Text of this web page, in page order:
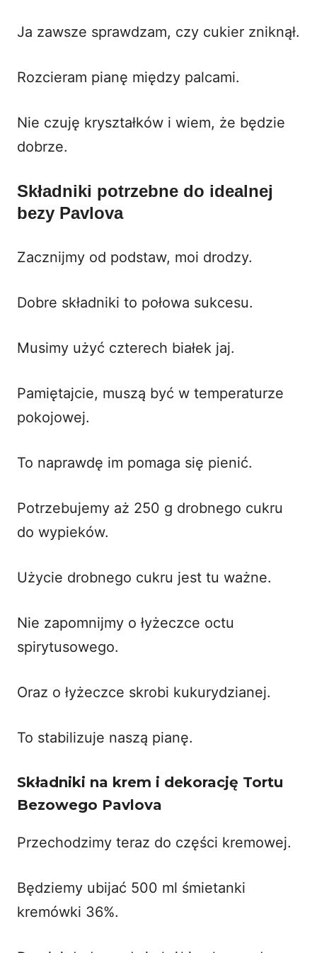
Ja zawsze sprawdzam, czy cukier zniknął.
Rozcieram pianę między palcami.
Nie czuję kryształków i wiem, że będzie
dobrze.
Składniki potrzebne do idealnej
bezy Pavlova
Zacznijmy od podstaw, moi drodzy.
Dobre składniki to połowa sukcesu.
Musimy użyć czterech białek jaj.
Pamiętajcie, muszą być w temperaturze
pokojowej.
To naprawdę im pomaga się pienić.
Potrzebujemy aż 250 g drobnego cukru
do wypieków.
Użycie drobnego cukru jest tu ważne.
Nie zapomnijmy o łyżeczce octu
spirytusowego.
Oraz o łyżeczce skrobi kukurydzianej.
To stabilizuje naszą pianę.
Składniki na krem i dekorację Tortu
Bezowego Pavlova
Przechodzimy teraz do części kremowej.
Będziemy ubijać 500 ml śmietanki
kremówki 36%.